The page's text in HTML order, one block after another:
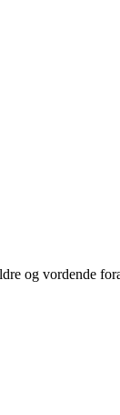
og vordende